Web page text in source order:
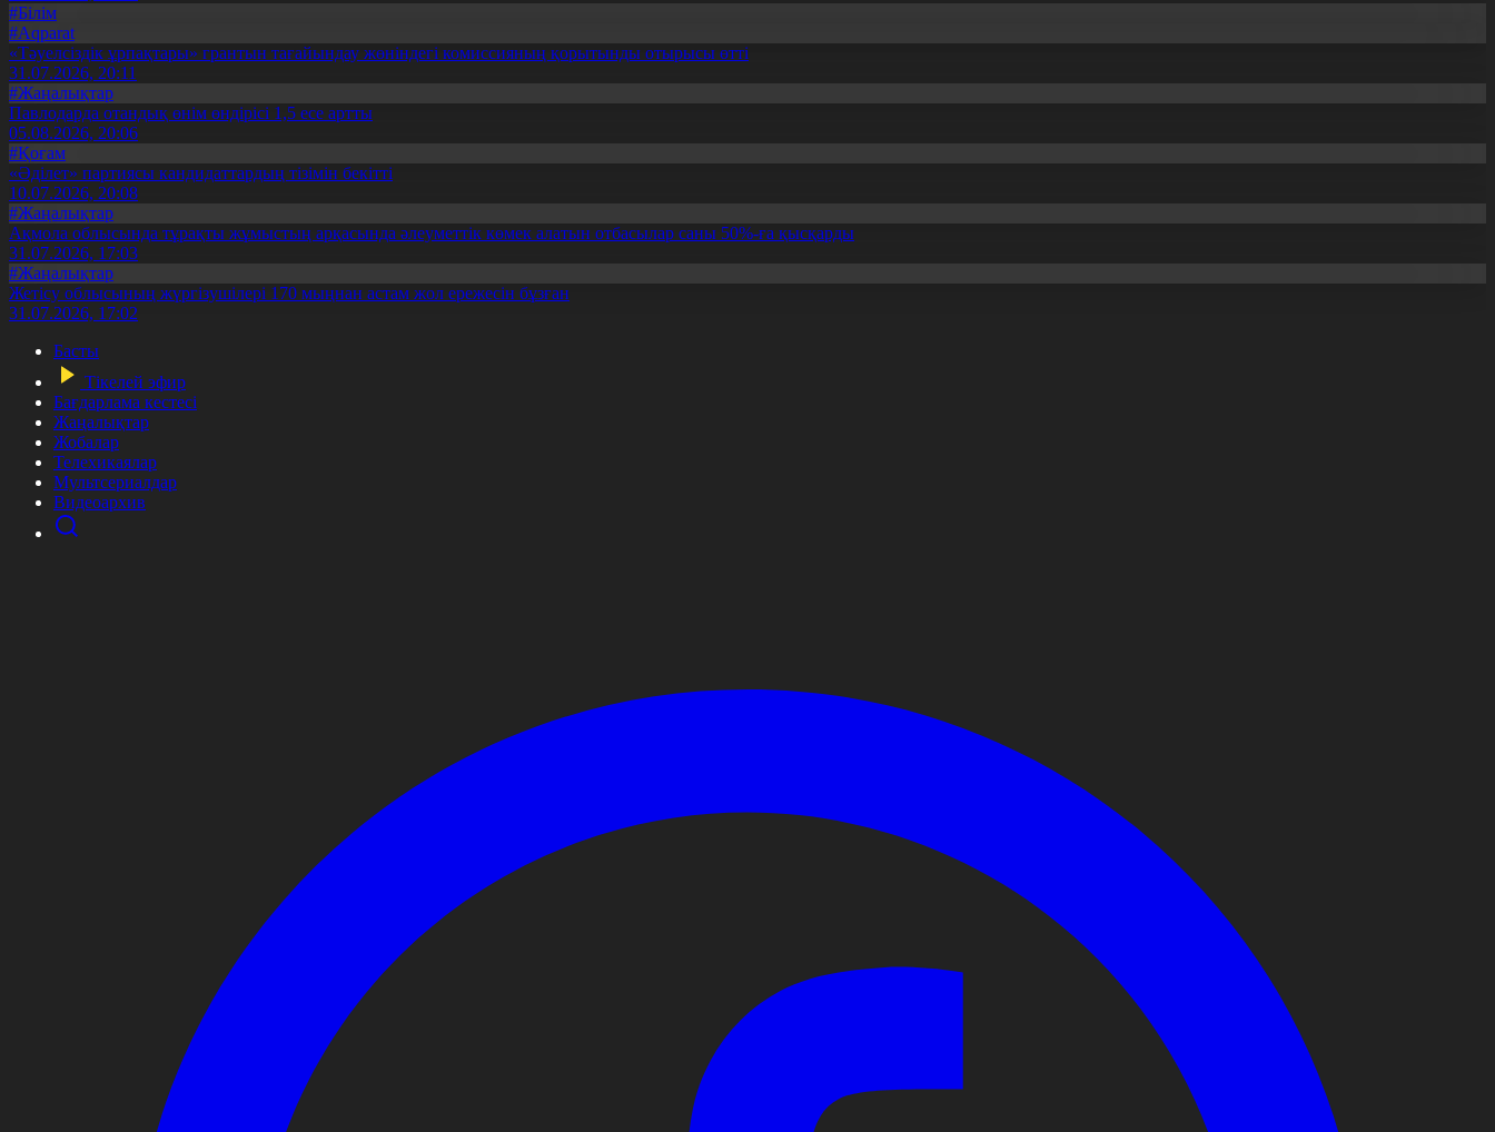
#Білім
#Aqparat
«Тәуелсіздік ұрпақтары» грантын тағайындау жөніндегі комиссияның қорытынды отырысы өтті
31.07.2026, 20:11
#Жаңалықтар
Павлодарда отандық өнім өндірісі 1,5 есе артты
05.08.2026, 20:06
#Қоғам
«Әділет» партиясы кандидаттардың тізімін бекітті
10.07.2026, 20:08
#Жаңалықтар
Ақмола облысында тұрақты жұмыстың арқасында әлеуметтік көмек алатын отбасылар саны 50%-ға қысқарды
31.07.2026, 17:03
#Жаңалықтар
Жетісу облысының жүргізушілері 170 мыңнан астам жол ережесін бұзған
31.07.2026, 17:02
Басты
Тікелей эфир
Бағдарлама кестесі
Жаңалықтар
Жобалар
Телехикаялар
Мультсериалдар
Видеоархив